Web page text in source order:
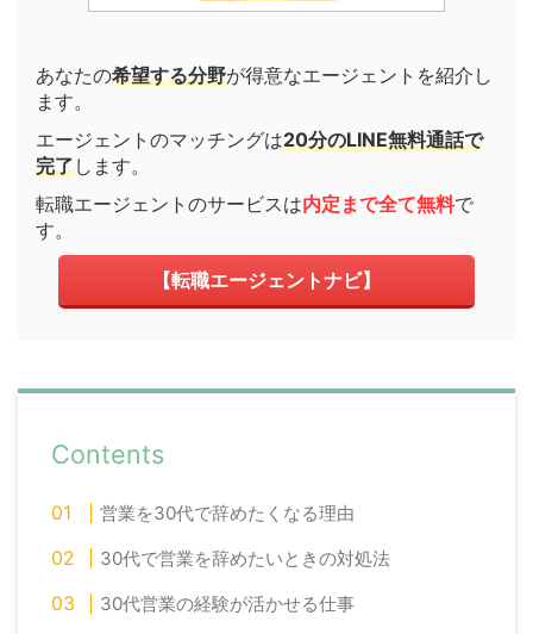
あなたの希望する分野が得意なエージェントを紹介し
ます。
エージェントのマッチングは20分のLINE無料通話で
完了します。
転職エージェントのサービスは内定まで全て無料で
す。
【転職エージェントナビ】
Contents
営業を30代で辞めたくなる理由
30代で営業を辞めたいときの対処法
30代営業の経験が活かせる仕事